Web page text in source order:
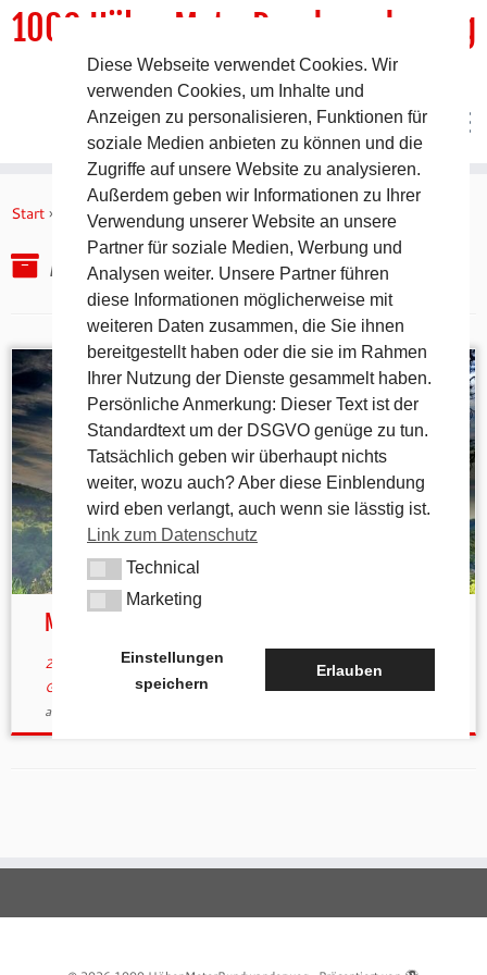
Inhalt
1000 HöhenMeterRundwanderweg
DER Rundwanderweg um Pommelsbrunn
Start » 2018 » April » 27.
Archiv für den Tag:27. April 2018
Mühlkoppe – Impressionen
27. April 2018inAllgemeinverschlagwortetAbends
Geißkirche
Höfen/Hohenstadt Mühlkoppevontk(aktualisiert
am
Diese Webseite verwendet Cookies. Wir
verwenden Cookies, um Inhalte und
Anzeigen zu personalisieren, Funktionen für
soziale Medien anbieten zu können und die
Zugriffe auf unsere Website zu analysieren.
Außerdem geben wir Informationen zu Ihrer
Verwendung unserer Website an unsere
Partner für soziale Medien, Werbung und
Analysen weiter. Unsere Partner führen
diese Informationen möglicherweise mit
weiteren Daten zusammen, die Sie ihnen
bereitgestellt haben oder die sie im Rahmen
Ihrer Nutzung der Dienste gesammelt haben.
Persönliche Anmerkung: Dieser Text ist der
Standardtext um der DSGVO genüge zu tun.
Tatsächlich geben wir überhaupt nichts
weiter, wozu auch? Aber diese Einblendung
wird eben verlangt, auch wenn sie lässtig ist.
Link zum Datenschutz
TechnicalTechnical
MarketingMarketing
Einstellungen
speichern
Erlauben